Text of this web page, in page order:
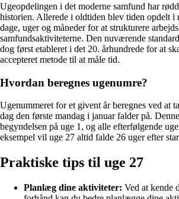
Ugeopdelingen i det moderne samfund har
historien. Allerede i oldtiden blev tiden opdelt i
dage, uger og måneder for at strukturere
samfundsaktiviteterne. Den nuværende
dog først etableret i det 20. århundrede for at
accepteret metode til at måle tid.
Hvordan beregnes ugenumre?
Ugenummeret for et givent år beregnes ved at
dag den første mandag i januar falder på.
begyndelsen på uge 1, og alle efterfølgende
eksempel vil uge 27 altid falde 26 uger efter
Praktiske tips til uge 27
Planlæg dine aktiviteter: Ved at kende